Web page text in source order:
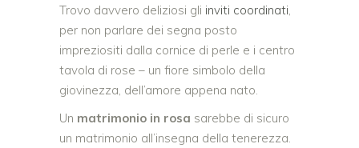
Trovo davvero deliziosi gli inviti coordinati,
per non parlare dei segna posto
impreziositi dalla cornice di perle e i centro
tavola di rose – un fiore simbolo della
giovinezza, dell’amore appena nato.
Un matrimonio in rosa sarebbe di sicuro
un matrimonio all’insegna della tenerezza.